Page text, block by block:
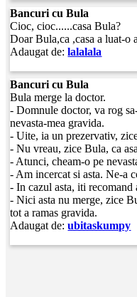
Bancuri cu Bula
Cioc, cioc......casa Bula?
Doar Bula,ca ,casa a luat-o
Adaugat de:lalalala
Bancuri cu Bula
Bula merge la doctor.
- Domnule doctor, va rog
nevasta-mea gravida.
- Uite, ia un prezervativ,
- Nu vreau, zice Bula, ca
- Atunci, cheam-o pe
- Am incercat si asta. Ne-a
- In cazul asta, iti recomand
- Nici asta nu merge, zice
tot a ramas gravida.
Adaugat de:ubitaskumpy